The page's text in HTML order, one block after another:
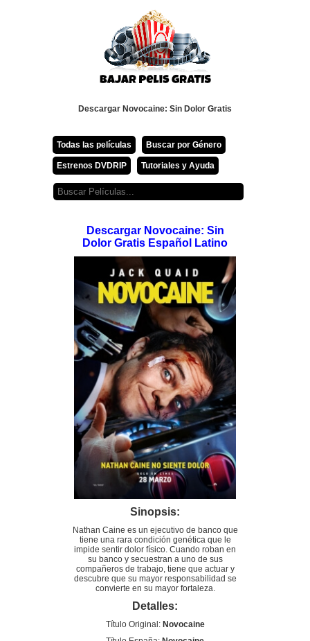
Descargar Novocaine: Sin Dolor Gratis
Todas las películas Buscar por Género
Estrenos DVDRIP Tutoriales y Ayuda
Descargar Novocaine: Sin
Dolor Gratis Español Latino
Sinopsis:
Nathan Caine es un ejecutivo de banco que
tiene una rara condición genética que le
impide sentir dolor físico. Cuando roban en
su banco y secuestran a uno de sus
compañeros de trabajo, tiene que actuar y
descubre que su mayor responsabilidad se
convierte en su mayor fortaleza.
Detalles:
Título Original: Novocaine